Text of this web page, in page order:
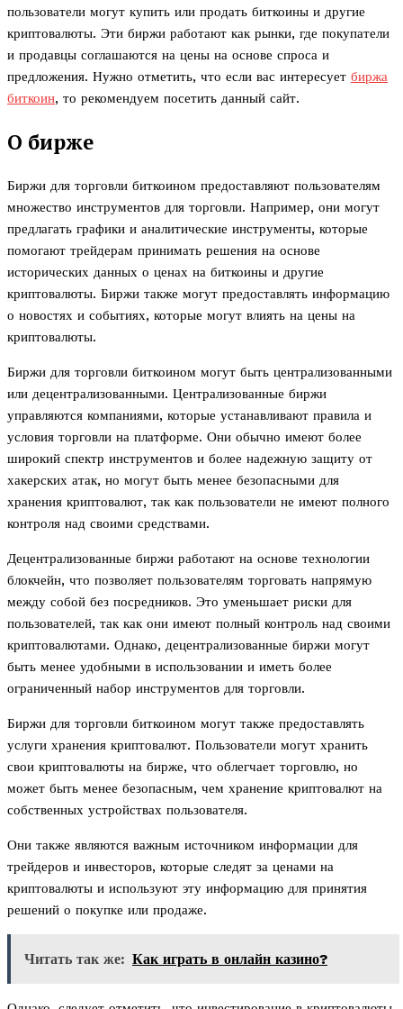
пользователи могут купить или продать биткоины и другие
криптовалюты. Эти биржи работают как рынки, где покупатели
и продавцы соглашаются на цены на основе спроса и
предложения. Нужно отметить, что если вас интересует биржа
биткоин, то рекомендуем посетить данный сайт.
О бирже
Биржи для торговли биткоином предоставляют пользователям
множество инструментов для торговли. Например, они могут
предлагать графики и аналитические инструменты, которые
помогают трейдерам принимать решения на основе
исторических данных о ценах на биткоины и другие
криптовалюты. Биржи также могут предоставлять информацию
о новостях и событиях, которые могут влиять на цены на
криптовалюты.
Биржи для торговли биткоином могут быть централизованными
или децентрализованными. Централизованные биржи
управляются компаниями, которые устанавливают правила и
условия торговли на платформе. Они обычно имеют более
широкий спектр инструментов и более надежную защиту от
хакерских атак, но могут быть менее безопасными для
хранения криптовалют, так как пользователи не имеют полного
контроля над своими средствами.
Децентрализованные биржи работают на основе технологии
блокчейн, что позволяет пользователям торговать напрямую
между собой без посредников. Это уменьшает риски для
пользователей, так как они имеют полный контроль над своими
криптовалютами. Однако, децентрализованные биржи могут
быть менее удобными в использовании и иметь более
ограниченный набор инструментов для торговли.
Биржи для торговли биткоином могут также предоставлять
услуги хранения криптовалют. Пользователи могут хранить
свои криптовалюты на бирже, что облегчает торговлю, но
может быть менее безопасным, чем хранение криптовалют на
собственных устройствах пользователя.
Они также являются важным источником информации для
трейдеров и инвесторов, которые следят за ценами на
криптовалюты и используют эту информацию для принятия
решений о покупке или продаже.
Читать так же: Как играть в онлайн казино?